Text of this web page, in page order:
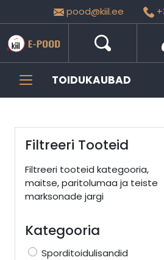
pood@kiil.ee
TOIDUKAUBAD
Filtreeri Tooteid
Filtreeri tooteid kategooria,
maitse, paritolumaa ja teiste
marksonade jargi
Kategooria
Sporditoidulisandid